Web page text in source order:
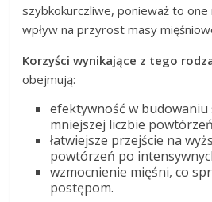
szybkokurczliwe, ponieważ to one
wpływ na przyrost masy
Korzyści wynikające z tego
obejmują:
efektywność w budowaniu
mniejszej liczbie
łatwiejsze przejście na
powtórzeń po
wzmocnienie mięśni, co
postępom.